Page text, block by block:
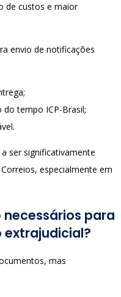
de custos e maior
envio de notificações
tempo ICP-Brasil;
ser significativamente
especialmente em
para
mas